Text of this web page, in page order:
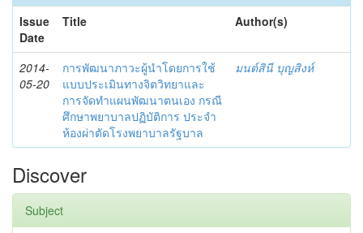
Issue
Date
Title Author(s)
2014-
05-20
การพัฒนาภาวะผู้นำโดยการใช้
แบบประเมินทางจิตวิทยาและ
การจัดทำแผนพัฒนาตนเอง กรณี
ศึกษาพยาบาลปฏิบัติการ ประจำ
ห้องผ่าตัดโรงพยาบาลรัฐบาล
มนต์สินี บุญสิงห์
Discover
Subject